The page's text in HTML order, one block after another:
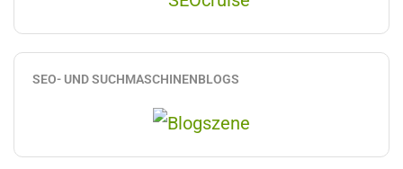
SEO- UND SUCHMASCHINENBLOGS